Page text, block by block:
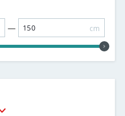
— cm